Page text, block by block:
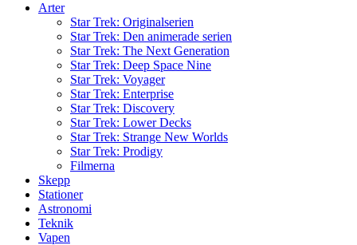
Arter
Star Trek: Originalserien
Star Trek: Den animerade serien
Star Trek: The Next Generation
Star Trek: Deep Space Nine
Star Trek: Voyager
Star Trek: Enterprise
Star Trek: Discovery
Star Trek: Lower Decks
Star Trek: Strange New Worlds
Star Trek: Prodigy
Filmerna
Skepp
Stationer
Astronomi
Teknik
Vapen